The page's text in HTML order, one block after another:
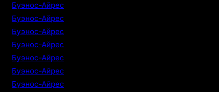
Буэнос-Айрес
Буэнос-Айрес
Буэнос-Айрес
Буэнос-Айрес
Буэнос-Айрес
Буэнос-Айрес
Буэнос-Айрес